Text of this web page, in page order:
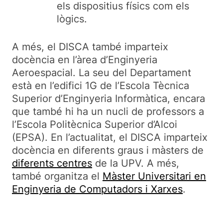
els dispositius físics com els
lògics.
A més, el DISCA també imparteix
docència en l’àrea d’Enginyeria
Aeroespacial. La seu del Departament
està en l’edifici 1G de l’Escola Tècnica
Superior d’Enginyeria Informàtica, encara
que també hi ha un nucli de professors a
l’Escola Politècnica Superior d’Alcoi
(EPSA). En l’actualitat, el DISCA imparteix
docència en diferents graus i màsters de
diferents centres de la UPV. A més,
també organitza el Màster Universitari en
Enginyeria de Computadors i Xarxes.